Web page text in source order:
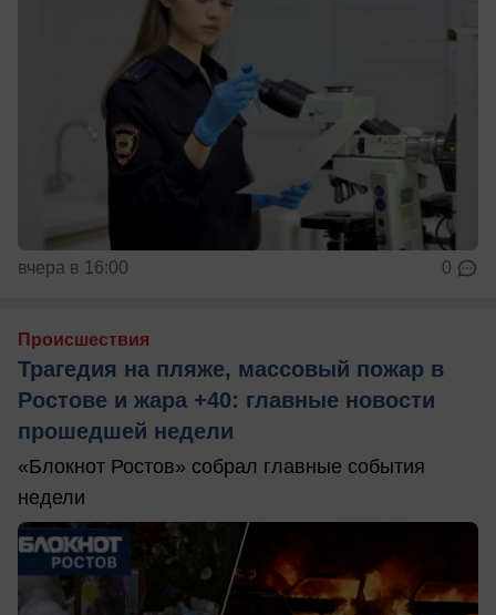
вчера в 16:00 0
Происшествия
Трагедия на пляже, массовый пожар в
Ростове и жара +40: главные новости
прошедшей недели
«Блокнот Ростов» собрал главные события
недели